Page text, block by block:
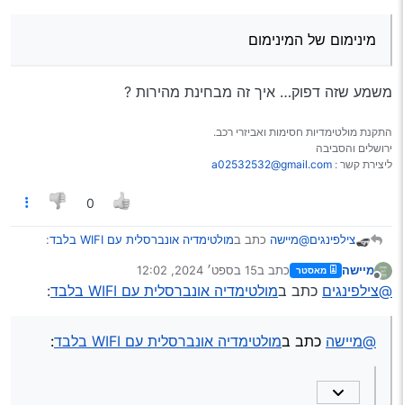
@מיישה @מוטי-ברנד
צבע: (9 inch)T3L plus Cam
מינימום של המינימום
משמע שזה דפוק… איך זה מבחינת מהירות ?
התקנת מולטימדיות חסימות ואביזרי רכב.
ירושלים והסביבה
ליצירת קשר : a02532532@gmail.com
0
צילפינגים@מיישה כתב במולטימדיה אונברסלית עם WIFI בלבד :
מינימום של המינימום
משמע שזה דפוק… איך זה מבחינת מהירות ?
מנותק
מיישה מאסטר כתב ב15 בספט׳ 2024, 12:02
נערך לאחרונה על ידי
@צילפינגים כתב במולטימדיה אונברסלית עם WIFI בלבד :
@מיישה כתב במולטימדיה אונברסלית עם WIFI בלבד :